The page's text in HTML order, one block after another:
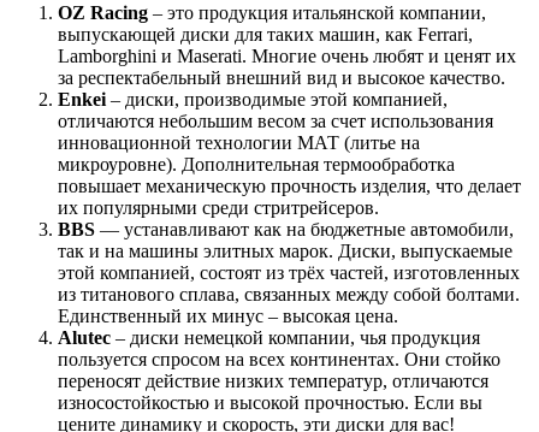
OZ Racing – это продукция итальянской компании,
выпускающей диски для таких машин, как Ferrari,
Lamborghini и Maserati. Многие очень любят и ценят их
за респектабельный внешний вид и высокое качество.
Enkei – диски, производимые этой компанией,
отличаются небольшим весом за счет использования
инновационной технологии МАТ (литье на
микроуровне). Дополнительная термообработка
повышает механическую прочность изделия, что делает
их популярными среди стритрейсеров.
BBS — устанавливают как на бюджетные автомобили,
так и на машины элитных марок. Диски, выпускаемые
этой компанией, состоят из трёх частей, изготовленных
из титанового сплава, связанных между собой болтами.
Единственный их минус – высокая цена.
Alutec – диски немецкой компании, чья продукция
пользуется спросом на всех континентах. Они стойко
переносят действие низких температур, отличаются
износостойкостью и высокой прочностью. Если вы
цените динамику и скорость, эти диски для вас!